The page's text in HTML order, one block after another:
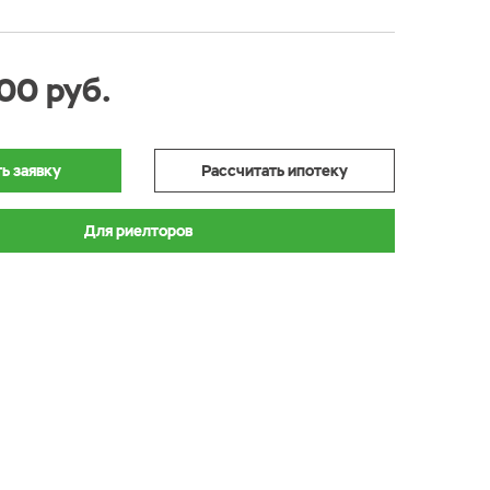
руб.
заявку Рассчитать ипотеку
Для риелторов